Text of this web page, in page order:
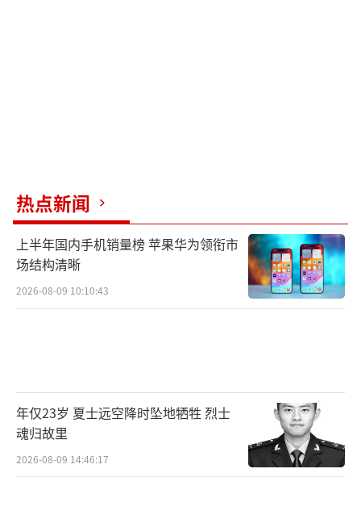
热点新闻
上半年国内手机销量榜 苹果华为领衔市
场结构清晰
2026-08-09 10:10:43
年仅23岁 夏士远空降时坠地牺牲 烈士
魂归故里
2026-08-09 14:46:17